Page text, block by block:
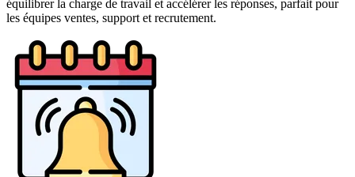
équilibrer la charge de travail et accélérer les réponses, parfait pour
les équipes ventes, support et recrutement.